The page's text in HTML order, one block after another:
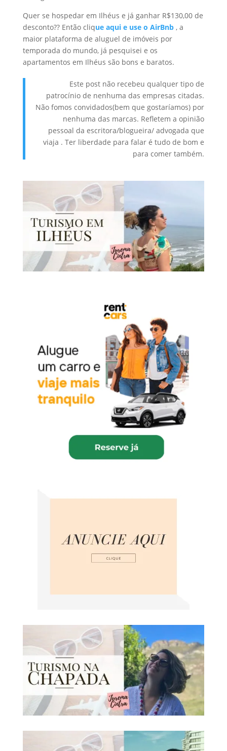
Quer se hospedar em Ilhéus e já ganhar R$130,00 de
desconto?? Então clique aqui e use o AirBnb, a
maior plataforma de aluguel de imóveis por
temporada do mundo, já pesquisei e os
apartamentos em Ilhéus são bons e baratos.
Este post não recebeu qualquer tipo de
patrocínio de nenhuma das empresas citadas.
Não fomos convidados(bem que gostaríamos) por
nenhuma das marcas. Refletem a opinião
pessoal da escritora/blogueira/ advogada que
viaja . Ter liberdade para falar é tudo de bom e
para comer também.